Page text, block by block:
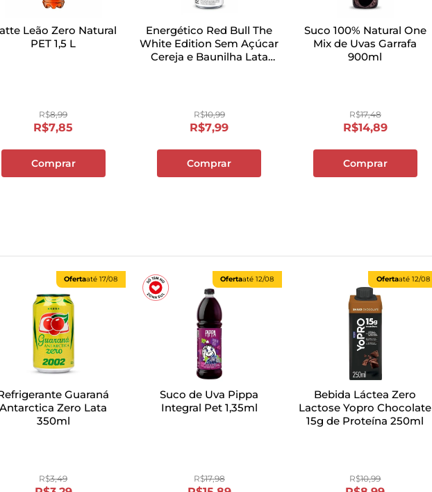
Leão Zero Natural
PET 1,5 L
R$8,99
R$7,85
Comprar
Energético Red Bull The
White Edition Sem Açúcar
Cereja e Baunilha Lata
R$10,99
R$7,99
Comprar
Suco 100% Natural One
Mix de Uvas Garrafa
900ml
R$17,48
R$14,89
Comprar
Ofertaaté17/08
Guaraná
Antarctica Zero Lata
350ml
R$3,49
Ofertaaté12/08
Suco de Uva Pippa
Integral Pet 1,35ml
R$17,98
Ofertaaté 12/08
Bebida Láctea Zero
Lactose Yopro Chocolate
15g de Proteína 250ml
R$10,99